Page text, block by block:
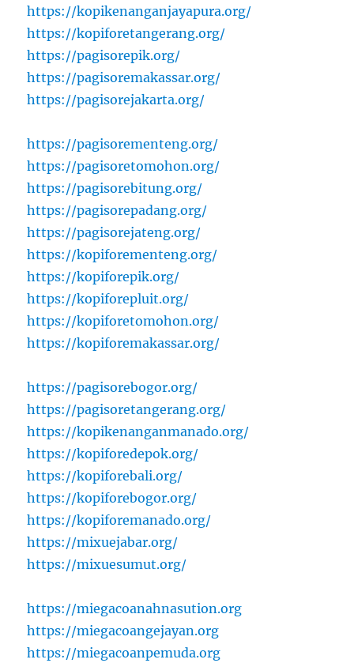
https://kopikenanganjayapura.org/
https://kopiforetangerang.org/
https://pagisorepik.org/
https://pagisoremakassar.org/
https://pagisorejakarta.org/
https://pagisorementeng.org/
https://pagisoretomohon.org/
https://pagisorebitung.org/
https://pagisorepadang.org/
https://pagisorejateng.org/
https://kopiforementeng.org/
https://kopiforepik.org/
https://kopiforepluit.org/
https://kopiforetomohon.org/
https://kopiforemakassar.org/
https://pagisorebogor.org/
https://pagisoretangerang.org/
https://kopikenanganmanado.org/
https://kopiforedepok.org/
https://kopiforebali.org/
https://kopiforebogor.org/
https://kopiforemanado.org/
https://mixuejabar.org/
https://mixuesumut.org/
https://miegacoanahnasution.org
https://miegacoangejayan.org
https://miegacoanpemuda.org